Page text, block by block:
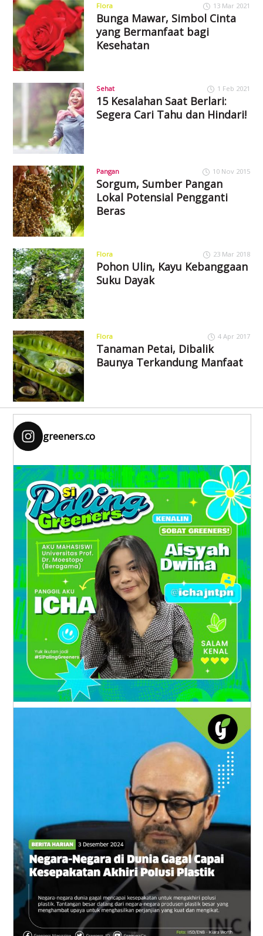
Flora 13 Mar 2021
Bunga Mawar, Simbol Cinta
yang Bermanfaat bagi
Kesehatan
Sehat 1 Feb 2021
15 Kesalahan Saat Berlari:
Segera Cari Tahu dan Hindari!
Pangan 10 Nov 2015
Sorgum, Sumber Pangan
Lokal Potensial Pengganti
Beras
Flora 23 Mar 2018
Pohon Ulin, Kayu Kebanggaan
Suku Dayak
Flora 4 Apr 2017
Tanaman Petai, Dibalik
Baunya Terkandung Manfaat
greeners.co